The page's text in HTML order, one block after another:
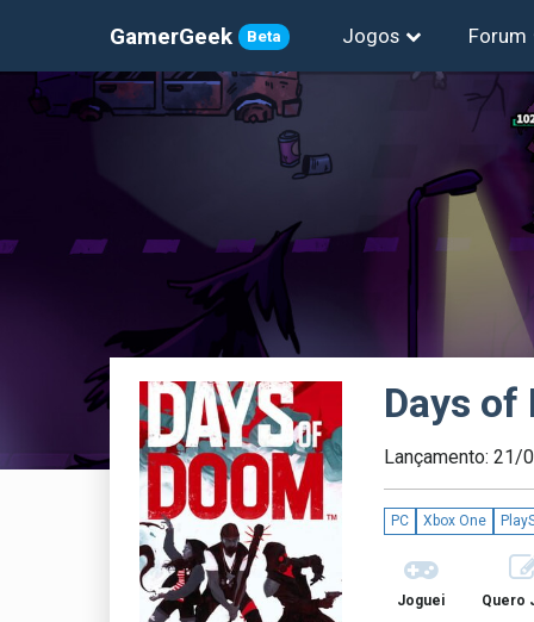
GamerGeek Beta Jogos Forum
Days of
Lançamento: 21/
PC Xbox One
Joguei Quero